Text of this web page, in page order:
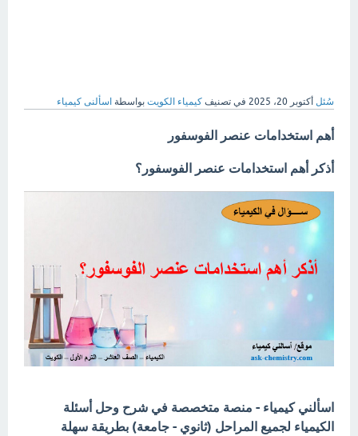
سُئل أكتوبر 20، 2025 في تصنيف كيمياء الكويت بواسطة اسألنى كيمياء
أهم استخدامات عنصر الفوسفور
أذكر أهم استخدامات عنصر الفوسفور؟
اسألني كيمياء - منصة متخصصة في شرح وحل أسئلة
الكيمياء لجميع المراحل (ثانوي - جامعة) بطريقة سهلة